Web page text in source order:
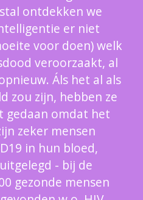
ontdekken we
er niet
voor doen) welk
veroorzaakt, al
Áls het al als
zou zijn, hebben ze
gedaan omdat het
zeker mensen
in hun bloed,
- bij de
gezonde mensen